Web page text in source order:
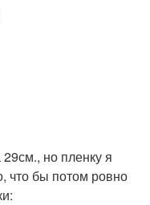
но пленку я
что бы потом ровно